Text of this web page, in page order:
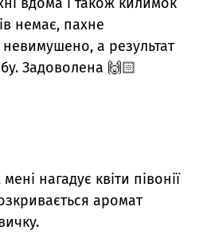
немає, пахне
а результат
Задоволена 🙌🏻
нагадує квіти півонії
аромат